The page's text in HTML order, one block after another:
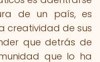
de un país, es
creatividad de sus
que detrás de
que lo ha